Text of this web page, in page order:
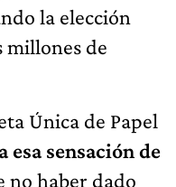
la elección
millones de
Única de Papel
esa sensación de
no haber dado